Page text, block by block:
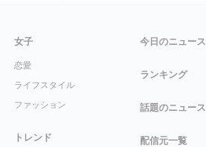
女子
恋愛
ライフスタイル
ファッション
トレンド
今日のニュース
ランキング
話題のニュース
配信元一覧